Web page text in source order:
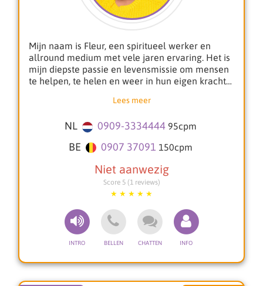
Mijn naam is Fleur, een spiritueel werker en
allround medium met vele jaren ervaring. Het is
mijn diepste passie en levensmissie om mensen
te helpen, te helen en weer in hun eigen kracht
behoefte aan duidelijke antwoorden, spirituele
sta ik met liefde en al mijn gaven voor je klaar.
Als hoogsensitief medium werk ik met
verschillende spirituele zintuigen om jou de
meest zuivere inzichten te geven.
Mijn gaven omvatten onder andere:
**Helderziend & Helderhorend**
Ik ontvang beelden en boodschappen van de
spirituele wereld die jou richting kunnen geven
**Heldervoelend & Helderruikend**
Lees meer
NL 0909-3334444 95cpm
BE 0907 37091 150cpm
Score 5 (1 reviews)